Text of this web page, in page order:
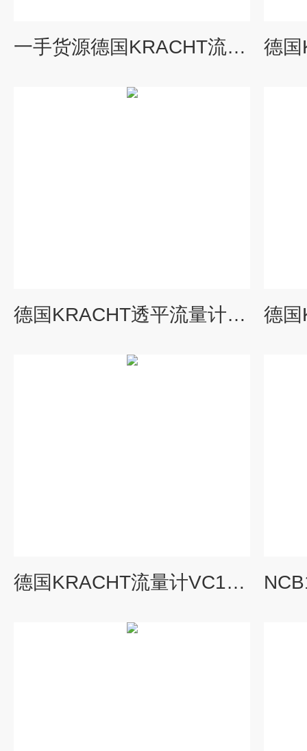
一手货源德国KRACHT流量计VC0.2E6PSL-11
德国KRACHT透平流量计TM16HR320V+SD1-I-24
德国KRACHT流量计VC12F1PS+显示AS8-U-230/F